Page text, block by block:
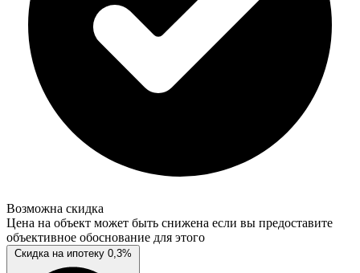
Возможна скидка
Цена на объект может быть снижена если вы предоставите
объективное обоснование для этого
Скидка на ипотеку 0,3%